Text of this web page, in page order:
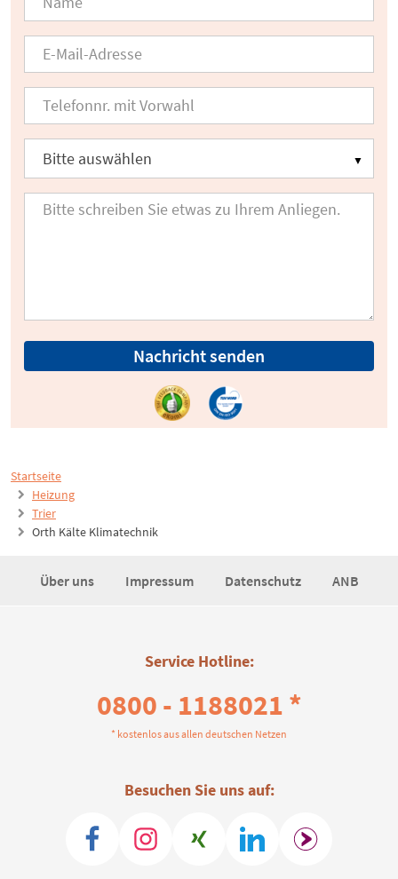
Startseite
Heizung
Trier
Orth Kälte Klimatechnik
Nachricht senden
Über uns Impressum Datenschutz ANB
Service Hotline:
0800 - 1188021 *
* kostenlos aus allen deutschen Netzen
Besuchen Sie uns auf: